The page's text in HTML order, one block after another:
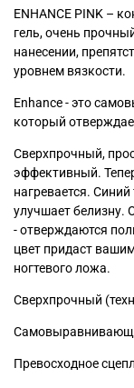
ENHANCE PINK –
гель, очень
нанесении,
уровнем вязкости.
Enhance - это
который
Сверхпрочный,
эффективный.
нагревается.
улучшает белизну.
- отверждаются
цвет придаст
ногтевого ложа.
Сверхпрочный
Превосходное